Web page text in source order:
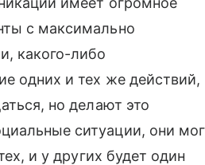
с максимально
какого-либо
одних и тех же действий,
но делают это
ситуации, они
и у других будет один